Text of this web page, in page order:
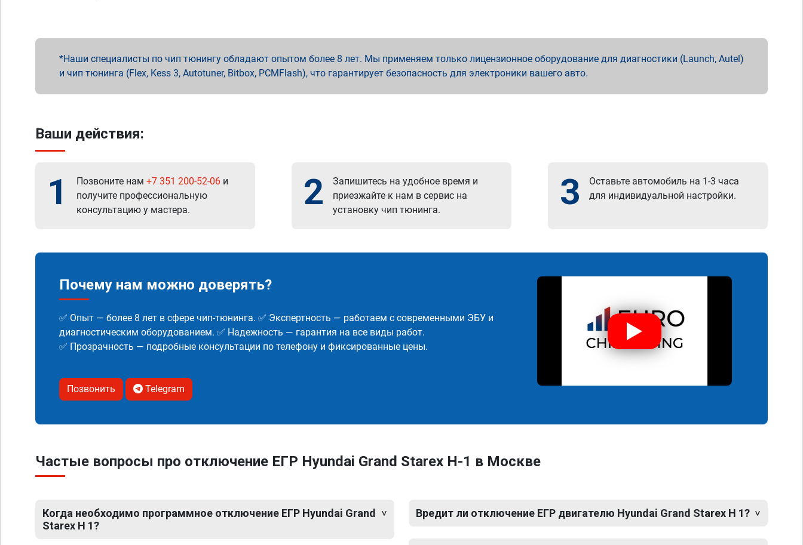
Наши специалисты по чип тюнингу обладают опытом более 8 лет. Мы применяем только лицензионное оборудование для диагностики (Launch, Autel)
и чип тюнинга (Flex, Kess 3, Autotuner, Bitbox, PCMFlash), что гарантирует безопасность для электроники вашего авто.
Ваши действия:
1 Позвоните нам +7 351 200-52-06 и
получите профессиональную
консультацию у мастера.
2
Запишитесь на удобное время и
приезжайте к нам в сервис на
установку чип тюнинга.
3
Оставьте автомобиль на 1-3 часа
для индивидуальной настройки.
Почему нам можно доверять?
✅ Опыт — более 8 лет в сфере чип-тюнинга. ✅ Экспертность — работаем с современными ЭБУ и
диагностическим оборудованием. ✅ Надежность — гарантия на все виды работ.
✅ Прозрачность — подробные консультации по телефону и фиксированные цены.
Позвонить Telegram
Частые вопросы про отключение ЕГР Hyundai Grand Starex H-1 в Москве
Когда необходимо программное отключение ЕГР Hyundai Grand
Starex H 1?
Вредит ли отключение ЕГР двигателю Hyundai Grand Starex H 1?